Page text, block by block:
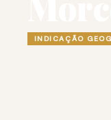
INDICAÇÃO